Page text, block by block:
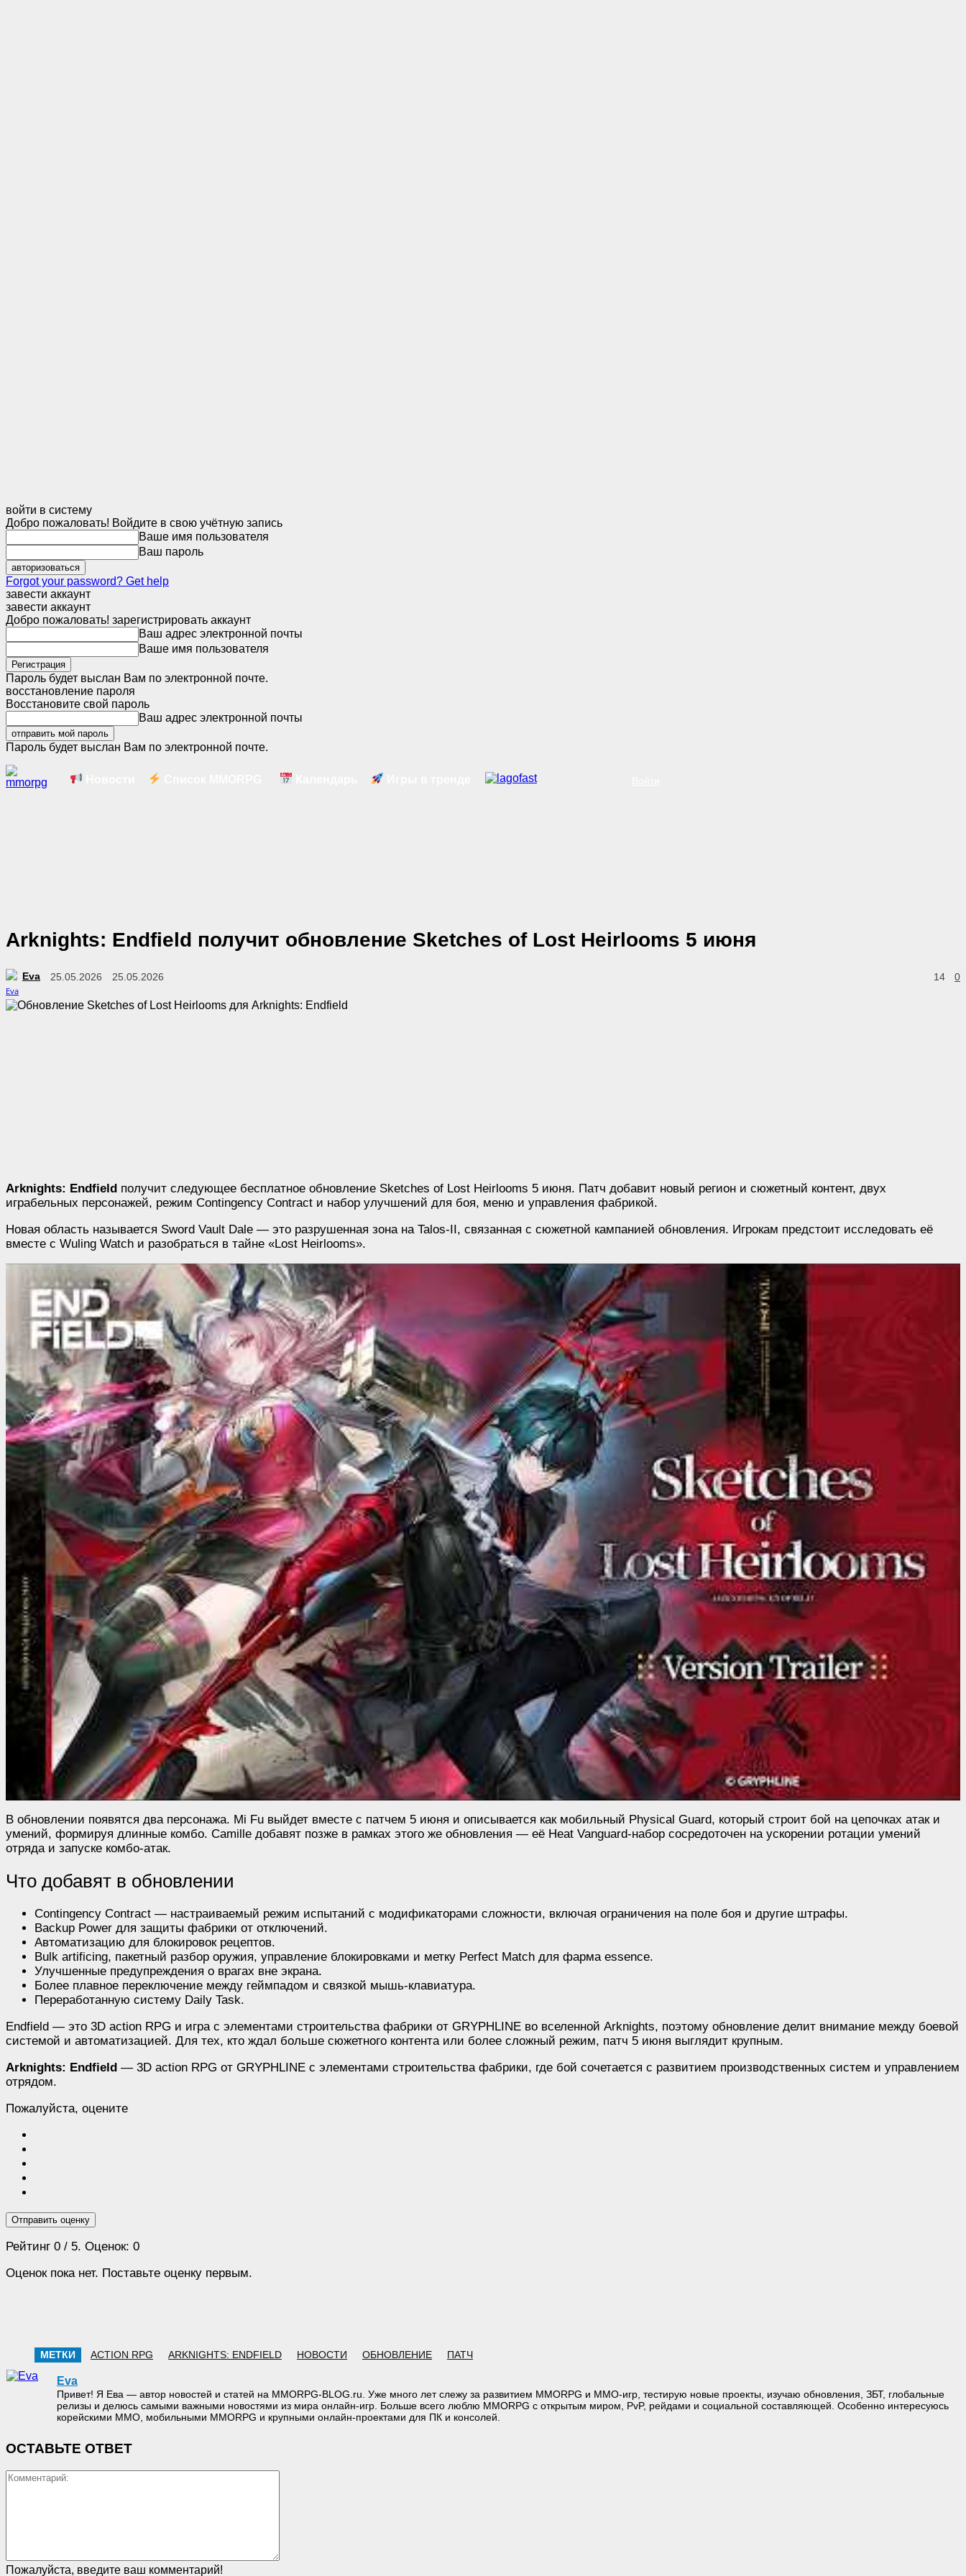
войти в систему
Добро пожаловать! Войдите в свою учётную запись
Ваше имя пользователя
Ваш пароль
Forgot your password? Get help
завести аккаунт
завести аккаунт
Добро пожаловать! зарегистрировать аккаунт
Ваш адрес электронной почты
Ваше имя пользователя
Пароль будет выслан Вам по электронной почте.
восстановление пароля
Восстановите свой пароль
Ваш адрес электронной почты
Пароль будет выслан Вам по электронной почте.
Arknights: Endfield получит обновление Sketches of Lost Heirlooms 5 июня
Eva 25.05.2026 25.05.2026 0
14
Arknights: Endfield получит следующее бесплатное обновление Sketches of Lost Heirlooms 5 июня. Патч добавит новый регион и сюжетный контент, двух
играбельных персонажей, режим Contingency Contract и набор улучшений для боя, меню и управления фабрикой.
Новая область называется Sword Vault Dale — это разрушенная зона на Talos-II, связанная с сюжетной кампанией обновления. Игрокам предстоит исследовать её
вместе с Wuling Watch и разобраться в тайне «Lost Heirlooms».
В обновлении появятся два персонажа. Mi Fu выйдет вместе с патчем 5 июня и описывается как мобильный Physical Guard, который строит бой на цепочках атак и
умений, формируя длинные комбо. Camille добавят позже в рамках этого же обновления — её Heat Vanguard-набор сосредоточен на ускорении ротации умений
отряда и запуске комбо-атак.
Что добавят в обновлении
Contingency Contract — настраиваемый режим испытаний с модификаторами сложности, включая ограничения на поле боя и другие штрафы.
Backup Power для защиты фабрики от отключений.
Автоматизацию для блокировок рецептов.
Bulk artificing, пакетный разбор оружия, управление блокировками и метку Perfect Match для фарма essence.
Улучшенные предупреждения о врагах вне экрана.
Более плавное переключение между геймпадом и связкой мышь-клавиатура.
Переработанную систему Daily Task.
Endfield — это 3D action RPG и игра с элементами строительства фабрики от GRYPHLINE во вселенной Arknights, поэтому обновление делит внимание между боевой
системой и автоматизацией. Для тех, кто ждал больше сюжетного контента или более сложный режим, патч 5 июня выглядит крупным.
Arknights: Endfield — 3D action RPG от GRYPHLINE с элементами строительства фабрики, где бой сочетается с развитием производственных систем и управлением
отрядом.
Пожалуйста, оцените
Отправить оценку
Рейтинг 0 / 5. Оценок: 0
Оценок пока нет. Поставьте оценку первым.
МЕТКИ ACTION RPG ARKNIGHTS: ENDFIELD НОВОСТИ ОБНОВЛЕНИЕ ПАТЧ
Eva
Привет! Я Ева — автор новостей и статей на MMORPG-BLOG.ru. Уже много лет слежу за развитием MMORPG и MMO-игр, тестирую новые проекты, изучаю обновления, ЗБТ, глобальные
релизы и делюсь самыми важными новостями из мира онлайн-игр. Больше всего люблю MMORPG с открытым миром, PvP, рейдами и социальной составляющей. Особенно интересуюсь
корейскими MMO, мобильными MMORPG и крупными онлайн-проектами для ПК и консолей.
ОСТАВЬТЕ ОТВЕТ
Пожалуйста, введите ваш комментарий!